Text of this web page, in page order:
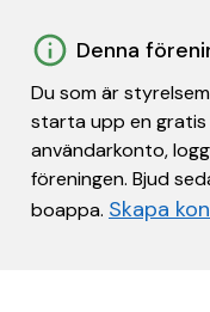
Denna
Du som är
starta upp en
användarkonto,
föreningen. Bjud
boappa. Skapa